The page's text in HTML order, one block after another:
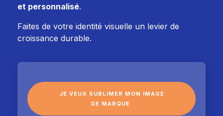
et personnalisé.
Faites de votre identité visuelle un levier de
croissance durable.
JE VEUX SUBLIMER MON IMAGE
DE MARQUE